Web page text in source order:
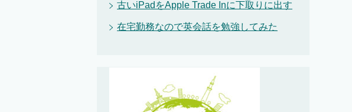
古いiPadをApple Trade Inに下取りに出す
在宅勤務なので英会話を勉強してみた